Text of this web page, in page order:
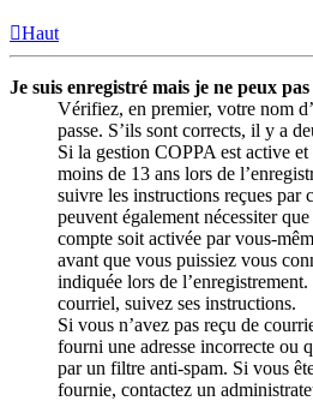
Haut
Je suis enregistré mais je ne peux
Vérifiez, en premier, votre nom
passe. S’ils sont corrects, il y a
Si la gestion COPPA est active
moins de 13 ans lors de
suivre les instructions reçues par
peuvent également nécessiter
compte soit activée par vous-
avant que vous puissiez vous
indiquée lors de
courriel, suivez ses instructions.
Si vous n’avez pas reçu de
fourni une adresse incorrecte ou
par un filtre anti-spam. Si vous
fournie, contactez un